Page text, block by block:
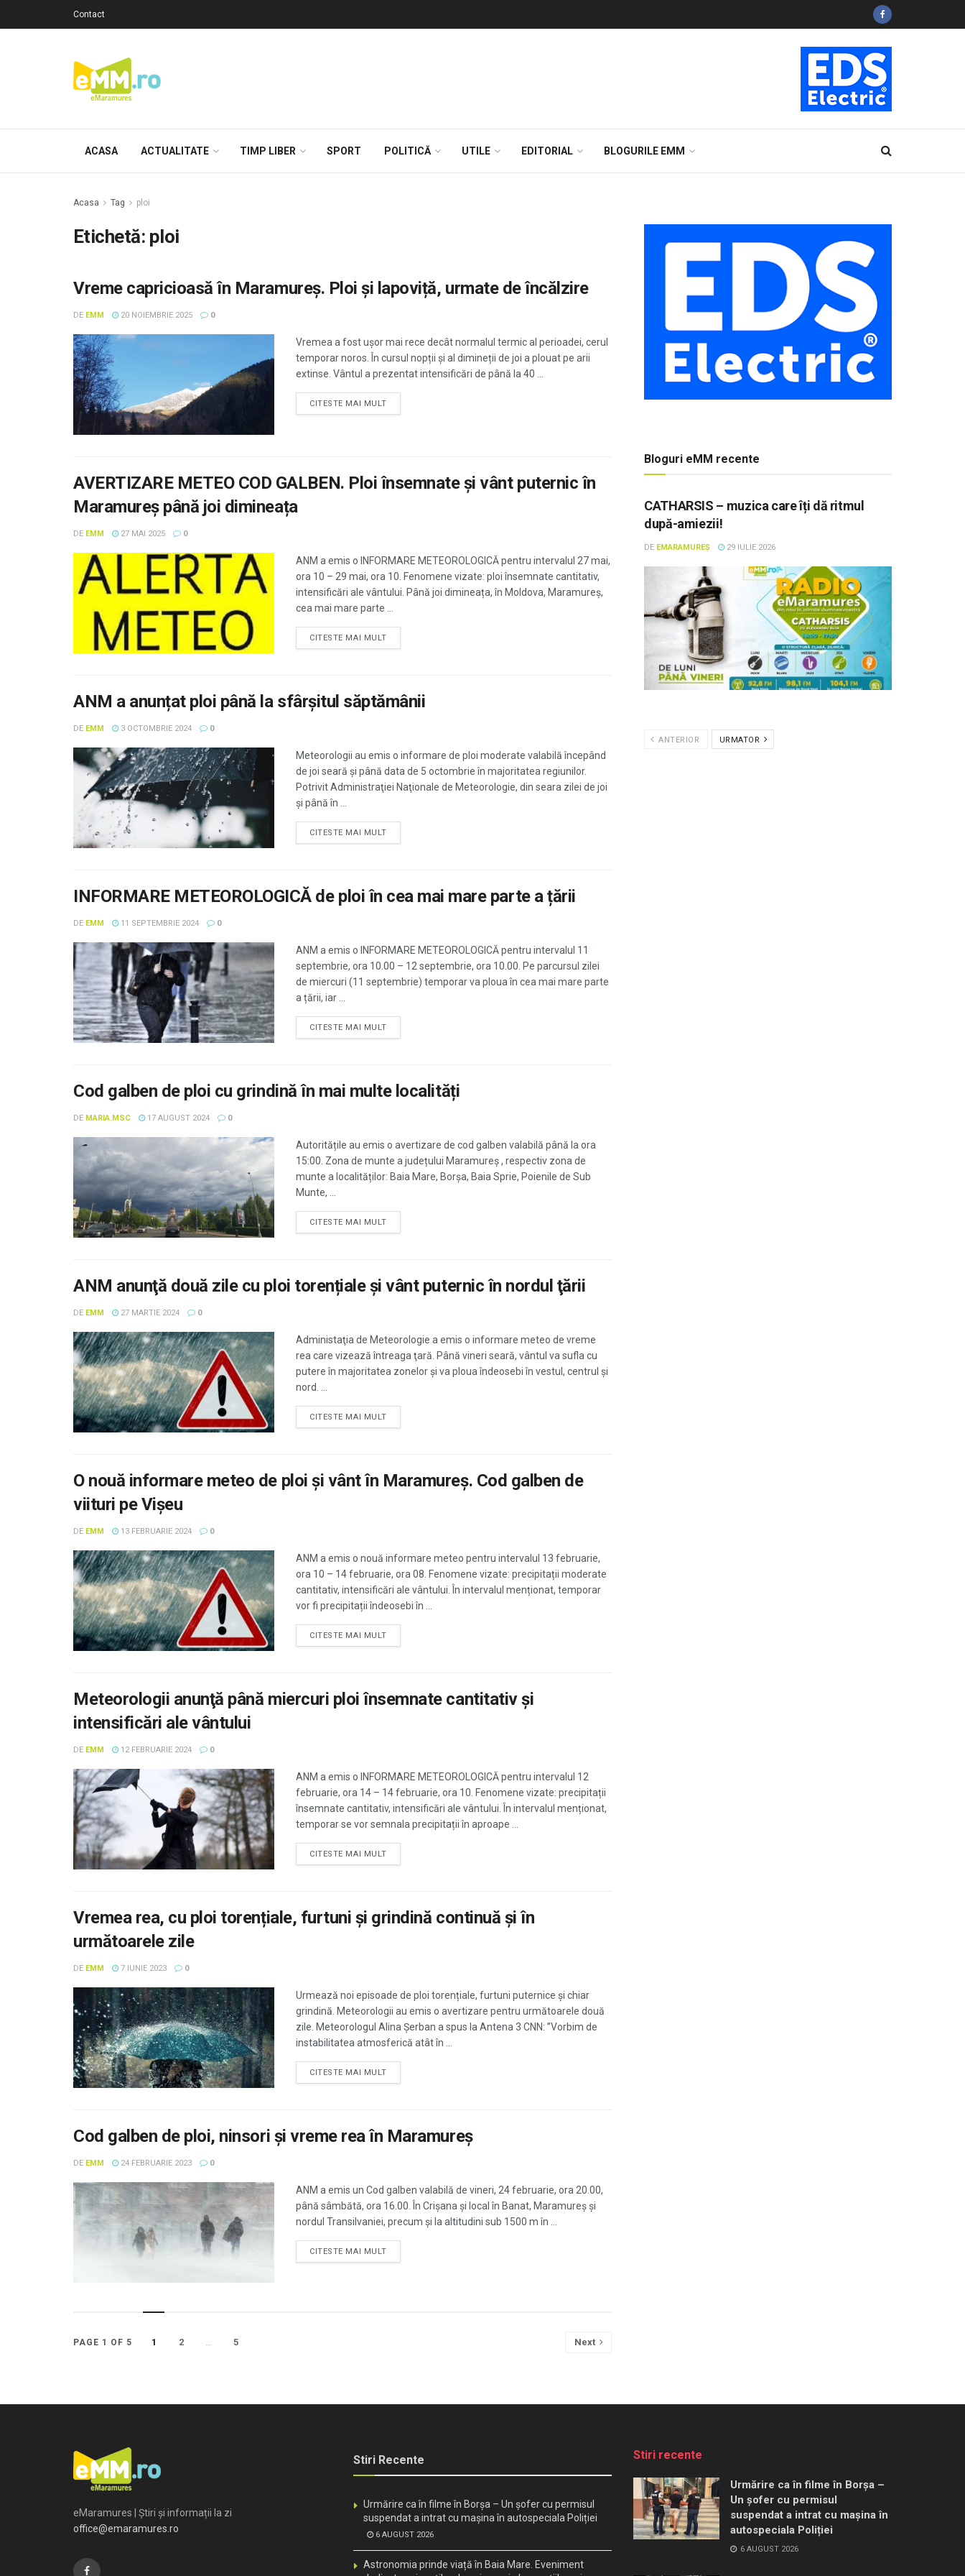
Contact
ACASA ACTUALITATE TIMP LIBER SPORT POLITICĂ UTILE EDITORIAL BLOGURILE EMM
Acasa Tag ploi
Etichetă: ploi
Vreme capricioasă în Maramureș. Ploi și lapoviță, urmate de încălzire
DE EMM 20 NOIEMBRIE 2025 0
Vremea a fost ușor mai rece decât normalul termic al perioadei, cerul
temporar noros. În cursul nopții și al dimineții de joi a plouat pe arii
extinse. Vântul a prezentat intensificări de până la 40 ...
CITESTE MAI MULT
AVERTIZARE METEO COD GALBEN. Ploi însemnate și vânt puternic în
Maramureș până joi dimineața
DE EMM 27 MAI 2025 0
ANM a emis o INFORMARE METEOROLOGICĂ pentru intervalul 27 mai,
ora 10 – 29 mai, ora 10. Fenomene vizate: ploi însemnate cantitativ,
intensificări ale vântului. Până joi dimineața, în Moldova, Maramureș,
cea mai mare parte ...
CITESTE MAI MULT
ANM a anunțat ploi până la sfârşitul săptămânii
DE EMM 3 OCTOMBRIE 2024 0
Meteorologii au emis o informare de ploi moderate valabilă începând
de joi seară și până data de 5 octombrie în majoritatea regiunilor.
Potrivit Administraţiei Naţionale de Meteorologie, din seara zilei de joi
şi până în ...
CITESTE MAI MULT
INFORMARE METEOROLOGICĂ de ploi în cea mai mare parte a țării
DE EMM 11 SEPTEMBRIE 2024 0
ANM a emis o INFORMARE METEOROLOGICĂ pentru intervalul 11
septembrie, ora 10.00 – 12 septembrie, ora 10.00. Pe parcursul zilei
de miercuri (11 septembrie) temporar va ploua în cea mai mare parte
a țării, iar ...
CITESTE MAI MULT
Cod galben de ploi cu grindină în mai multe localități
DE MARIA.MSC 17 AUGUST 2024 0
Autoritățile au emis o avertizare de cod galben valabilă până la ora
15:00. Zona de munte a județului Maramureş , respectiv zona de
munte a localităților: Baia Mare, Borșa, Baia Sprie, Poienile de Sub
Munte, ...
CITESTE MAI MULT
ANM anunţă două zile cu ploi torențiale şi vânt puternic în nordul ţării
DE EMM 27 MARTIE 2024 0
Administaţia de Meteorologie a emis o informare meteo de vreme
rea care vizează întreaga ţară. Până vineri seară, vântul va sufla cu
putere în majoritatea zonelor și va ploua îndeosebi în vestul, centrul și
nord. ...
CITESTE MAI MULT
O nouă informare meteo de ploi şi vânt în Maramureş. Cod galben de
viituri pe Vişeu
DE EMM 13 FEBRUARIE 2024 0
ANM a emis o nouă informare meteo pentru intervalul 13 februarie,
ora 10 – 14 februarie, ora 08. Fenomene vizate: precipitații moderate
cantitativ, intensificări ale vântului. În intervalul menționat, temporar
vor fi precipitații îndeosebi în ...
CITESTE MAI MULT
Meteorologii anunţă până miercuri ploi însemnate cantitativ şi
intensificări ale vântului
DE EMM 12 FEBRUARIE 2024 0
ANM a emis o INFORMARE METEOROLOGICĂ pentru intervalul 12
februarie, ora 14 – 14 februarie, ora 10. Fenomene vizate: precipitații
însemnate cantitativ, intensificări ale vântului. În intervalul menționat,
temporar se vor semnala precipitații în aproape ...
CITESTE MAI MULT
Vremea rea, cu ploi torențiale, furtuni și grindină continuă şi în
următoarele zile
DE EMM 7 IUNIE 2023 0
Urmează noi episoade de ploi torențiale, furtuni puternice și chiar
grindină. Meteorologii au emis o avertizare pentru următoarele două
zile. Meteorologul Alina Șerban a spus la Antena 3 CNN: ”Vorbim de
instabilitatea atmosferică atât în ...
CITESTE MAI MULT
Cod galben de ploi, ninsori și vreme rea în Maramureş
DE EMM 24 FEBRUARIE 2023 0
ANM a emis un Cod galben valabilă de vineri, 24 februarie, ora 20.00,
până sâmbătă, ora 16.00. În Crișana și local în Banat, Maramureș și
nordul Transilvaniei, precum și la altitudini sub 1500 m în ...
CITESTE MAI MULT
PAGE 1 OF 5 1 2 … 5 Next
Bloguri eMM recente
CATHARSIS – muzica care îți dă ritmul
după-amiezii!
DE EMARAMUREȘ 29 IULIE 2026
ANTERIOR URMATOR
eMaramures | Știri și informații la zi
office@emaramures.ro
Stiri Recente
Urmărire ca în filme în Borșa – Un șofer cu permisul
suspendat a intrat cu mașina în autospeciala Poliției
6 AUGUST 2026
Astronomia prinde viață în Baia Mare. Eveniment
Stiri recente
Urmărire ca în filme în Borșa –
Un șofer cu permisul
suspendat a intrat cu mașina în
autospeciala Poliției
6 AUGUST 2026